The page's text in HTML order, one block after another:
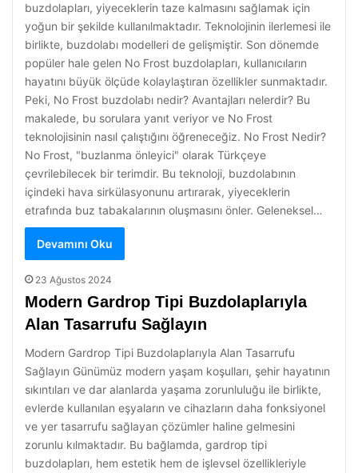
buzdolapları, yiyeceklerin taze kalmasını sağlamak için
yoğun bir şekilde kullanılmaktadır. Teknolojinin ilerlemesi ile
birlikte, buzdolabı modelleri de gelişmiştir. Son dönemde
popüler hale gelen No Frost buzdolapları, kullanıcıların
hayatını büyük ölçüde kolaylaştıran özellikler sunmaktadır.
Peki, No Frost buzdolabı nedir? Avantajları nelerdir? Bu
makalede, bu sorulara yanıt veriyor ve No Frost
teknolojisinin nasıl çalıştığını öğreneceğiz. No Frost Nedir?
No Frost, "buzlanma önleyici" olarak Türkçeye
çevrilebilecek bir terimdir. Bu teknoloji, buzdolabının
içindeki hava sirkülasyonunu artırarak, yiyeceklerin
etrafında buz tabakalarının oluşmasını önler. Geleneksel…
Devamını Oku
23 Ağustos 2024
Modern Gardrop Tipi Buzdolaplarıyla
Alan Tasarrufu Sağlayın
Modern Gardrop Tipi Buzdolaplarıyla Alan Tasarrufu
Sağlayın Günümüz modern yaşam koşulları, şehir hayatının
sıkıntıları ve dar alanlarda yaşama zorunluluğu ile birlikte,
evlerde kullanılan eşyaların ve cihazların daha fonksiyonel
ve yer tasarrufu sağlayan çözümler haline gelmesini
zorunlu kılmaktadır. Bu bağlamda, gardrop tipi
buzdolapları, hem estetik hem de işlevsel özellikleriyle